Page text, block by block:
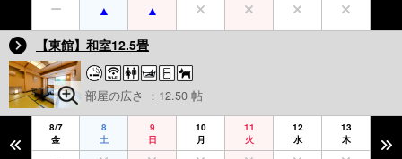
【東館】和室12.5畳
部屋の広さ ：12.50 帖
8/7
金
8
土
9
日
10
月
11
火
12
水
13
木